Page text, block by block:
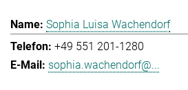
Sophia Luisa Wachendorf
+49 551 201-1280
sophia.wachendorf@...